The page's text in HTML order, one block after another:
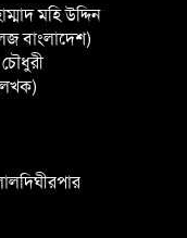
মহি উদ্দিন
বাংলাদেশ)